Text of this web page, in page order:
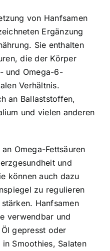
von Hanfsamen
Ergänzung
Sie enthalten
die der Körper
und Omega-6-
Verhältnis.
an Ballaststoffen,
und vielen anderen
Omega-Fettsäuren
und
können auch dazu
zu regulieren
Hanfsamen
verwendbar und
gepresst oder
Smoothies, Salaten